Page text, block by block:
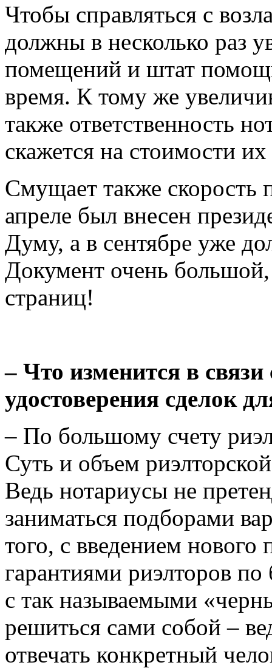
Чтобы справляться с
должны в несколько раз
помещений и штат
время. К тому же
также ответственность
скажется на стоимости
Смущает также скорость
апреле был внесен
Думу, а в сентябре уже
Документ очень большой,
страниц!
– Что изменится в
удостоверения сделок
– По большому счету
Суть и объем
Ведь нотариусы не
заниматься подборами
того, с введением нового
гарантиями риэлторов
с так называемыми
решиться сами собой –
отвечать конкретный